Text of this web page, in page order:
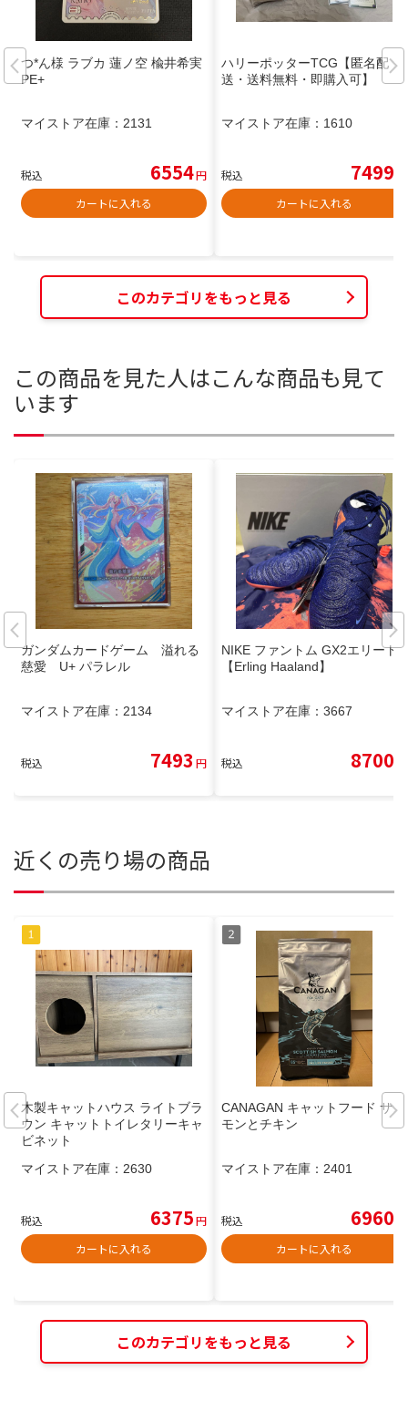
つ*ん様 ラブカ 蓮ノ空 楡井希実
PE+
マイストア在庫： 2131
税込 6554円
カートに入れる
ハリーポッターTCG【匿名配
送・送料無料・即購入可】
マイストア在庫： 1610
税込 7499
カートに入れる
このカテゴリをもっと見る
この商品を見た人はこんな商品も見て
います
ガンダムカードゲーム 溢れる
慈愛 U+ パラレル
マイストア在庫： 2134
税込 7493 円
NIKE ファントム GX2エリート
【Erling Haaland】
マイストア在庫： 3667
税込 8700
近くの売り場の商品
木製キャットハウス ライトブラ
ウン キャットトイレタリーキャ
ビネット
マイストア在庫： 2630
税込 6375円
カートに入れる
CANAGAN キャットフード サー
モンとチキン
マイストア在庫： 2401
税込 6960
カートに入れる
このカテゴリをもっと見る